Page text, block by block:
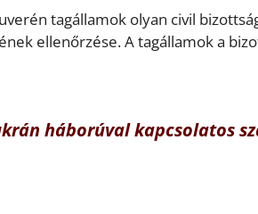
tagállamok olyan civil
ellenőrzése. A tagállamok a
háborúval kapcsolatos